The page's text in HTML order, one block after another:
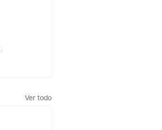
Ver todo